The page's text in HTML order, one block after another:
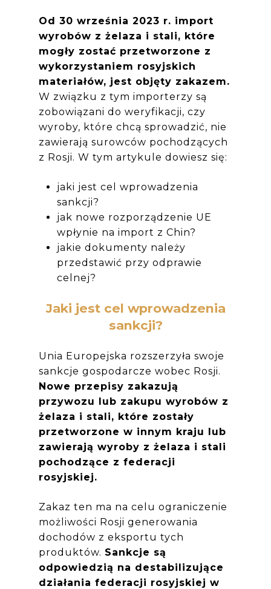
Od 30 września 2023 r. import
wyrobów z żelaza i stali, które
mogły zostać przetworzone z
wykorzystaniem rosyjskich
materiałów, jest objęty zakazem.
W związku z tymimporterzy są
zobowiązani do weryfikacji, czy
wyroby, które chcą sprowadzić, nie
zawierają surowców pochodzących
z Rosji. W tym artykule dowiesz się:
jaki jest cel wprowadzenia
sankcji?
jak nowe rozporządzenie UE
wpłynie na import z Chin?
jakie dokumenty należy
przedstawić przy odprawie
celnej?
Jaki jest cel wprowadzenia
sankcji?
Unia Europejska rozszerzyła swoje
sankcje gospodarcze wobec Rosji.
Nowe przepisy zakazują
przywozu lub zakupu wyrobów z
żelaza i stali, które zostały
przetworzone w innym kraju lub
zawierają wyroby z żelaza i stali
pochodzące z federacji
rosyjskiej.
Zakaz ten ma na celu ograniczenie
możliwości Rosji generowania
dochodów z eksportu tych
produktów. Sankcje są
odpowiedzią na destabilizujące
działania federacji rosyjskiej w